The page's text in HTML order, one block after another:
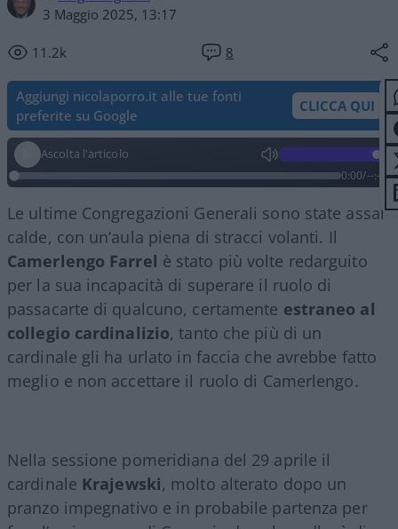
3 Maggio 2025, 13:17
11.2k 8
Aggiungi nicolaporro.it alle tue fonti
preferite su Google
CLICCA QUI
Ascolta l'articolo
0:00/--:--
Le ultime Congregazioni Generali sono state assai
calde, con un’aula piena di stracci volanti. Il
Camerlengo Farrel è stato più volte redarguito
per la sua incapacità di superare il ruolo di
passacarte di qualcuno, certamente estraneo al
collegio cardinalizio, tanto che più di un
cardinale gli ha urlato in faccia che avrebbe fatto
meglio e non accettare il ruolo di Camerlengo.
Nella sessione pomeridiana del 29 aprile il
cardinale Krajewski, molto alterato dopo un
pranzo impegnativo e in probabile partenza per